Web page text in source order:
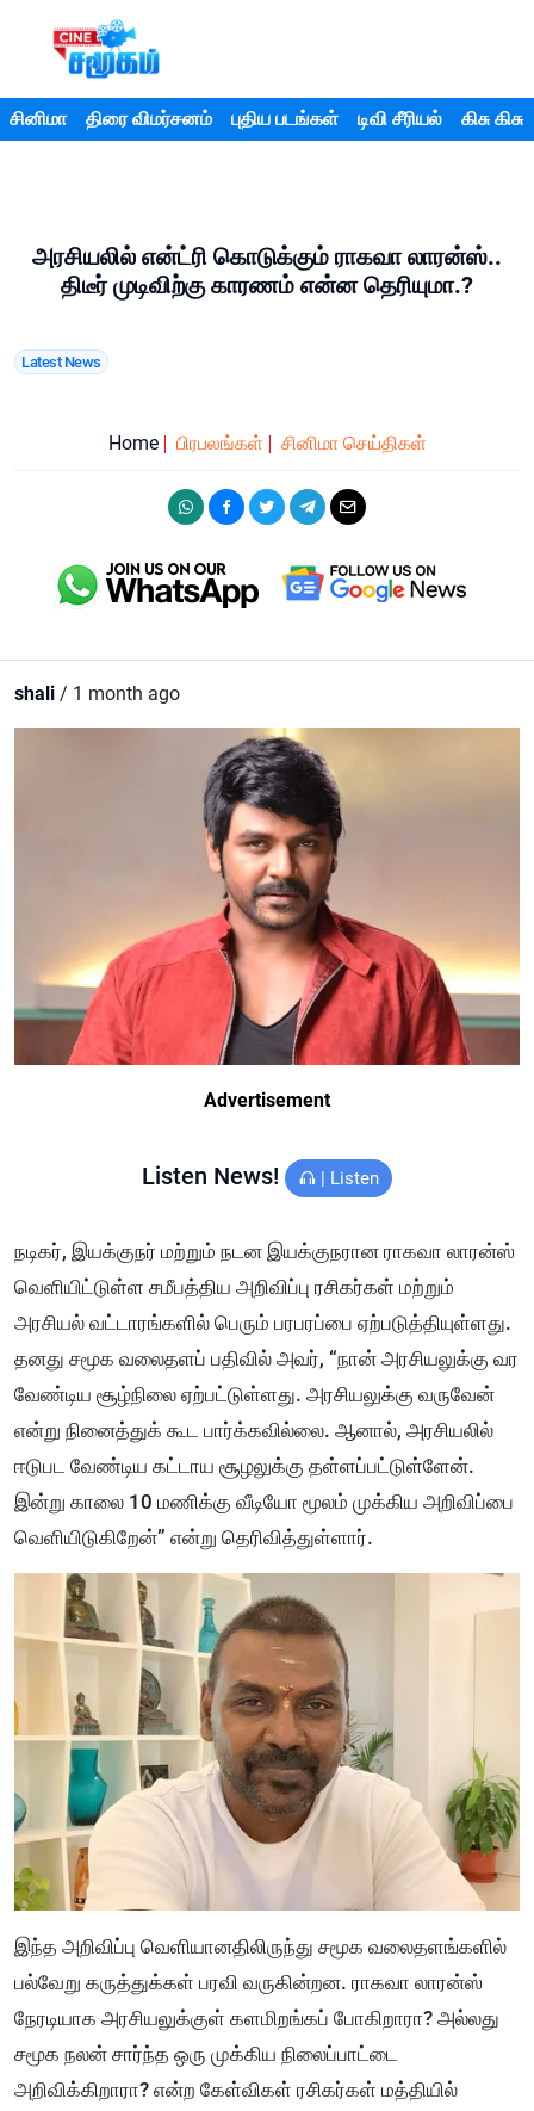
சினிமா திரை விமர்சனம் புதிய படங்கள் டிவி சீரியல் கிசு கிசு
அரசியலில் என்ட்ரி கொடுக்கும் ராகவா லாரன்ஸ்..
திடீர் முடிவிற்கு காரணம் என்ன தெரியுமா.?
Latest News
Home பிரபலங்கள் சினிமா செய்திகள்
shali / 1 month ago
Advertisement
Listen News! | Listen
நடிகர், இயக்குநர் மற்றும் நடன இயக்குநரான ராகவா லாரன்ஸ்
வெளியிட்டுள்ள சமீபத்திய அறிவிப்பு ரசிகர்கள் மற்றும்
அரசியல் வட்டாரங்களில் பெரும் பரபரப்பை ஏற்படுத்தியுள்ளது.
தனது சமூக வலைதளப் பதிவில் அவர், “நான் அரசியலுக்கு வர
வேண்டிய சூழ்நிலை ஏற்பட்டுள்ளது. அரசியலுக்கு வருவேன்
என்று நினைத்துக் கூட பார்க்கவில்லை. ஆனால், அரசியலில்
ஈடுபட வேண்டிய கட்டாய சூழலுக்கு தள்ளப்பட்டுள்ளேன்.
இன்று காலை 10 மணிக்கு வீடியோ மூலம் முக்கிய அறிவிப்பை
வெளியிடுகிறேன்” என்று தெரிவித்துள்ளார்.
இந்த அறிவிப்பு வெளியானதிலிருந்து சமூக வலைதளங்களில்
பல்வேறு கருத்துக்கள் பரவி வருகின்றன. ராகவா லாரன்ஸ்
நேரடியாக அரசியலுக்குள் களமிறங்கப் போகிறாரா? அல்லது
சமூக நலன் சார்ந்த ஒரு முக்கிய நிலைப்பாட்டை
அறிவிக்கிறாரா? என்ற கேள்விகள் ரசிகர்கள் மத்தியில்